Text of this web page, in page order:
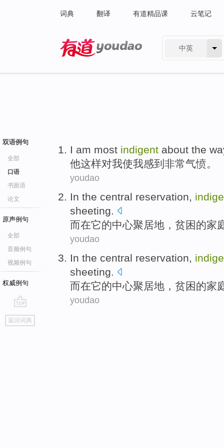
词典 翻译 有道精品课 云笔记
中英
双语例句
全部
口语
书面语
论文
原声例句
全部
音频例句
视频例句
权威例句
go
top
返回词典
I am most indigent about the
他这样对我使我感到 非常气愤。
youdao
In the central reservation,
sheeting.
而在它的中心聚居地， 贫困的家
youdao
In the central reservation,
sheeting
而在它的中心聚居地， 贫困的家
youdao